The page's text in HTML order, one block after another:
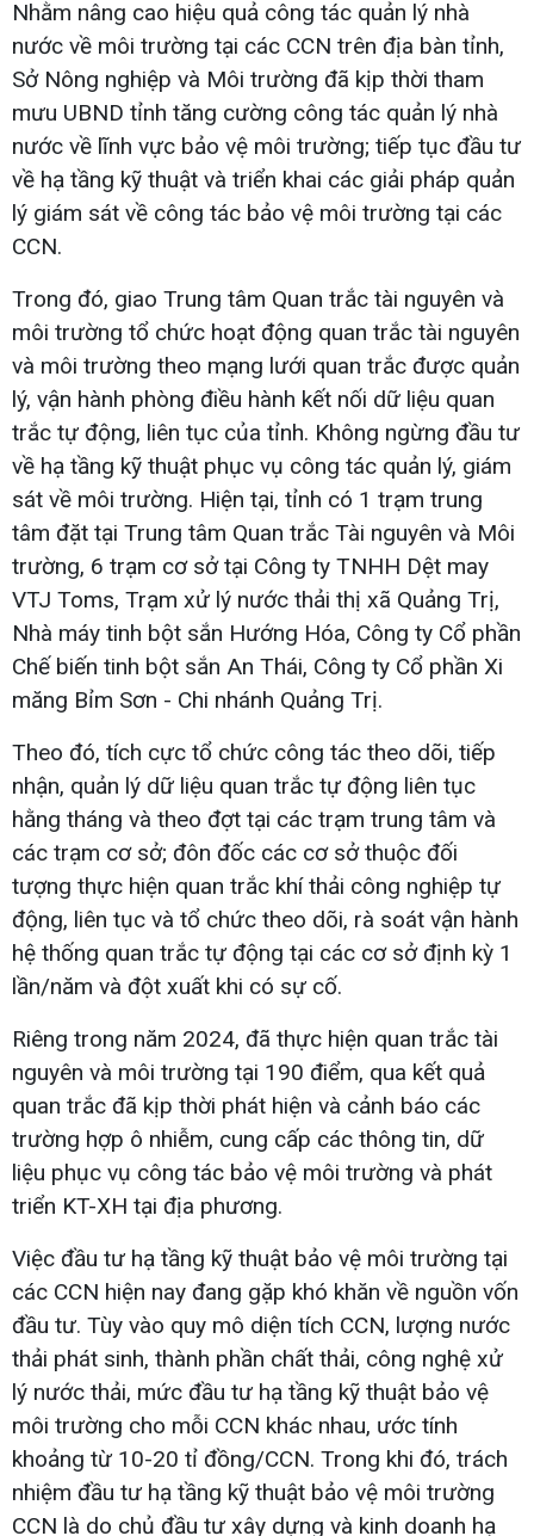
Nhằm nâng cao hiệu quả công tác quản lý nhà
nước về môi trường tại các CCN trên địa bàn tỉnh,
Sở Nông nghiệp và Môi trường đã kịp thời tham
mưu UBND tỉnh tăng cường công tác quản lý nhà
nước về lĩnh vực bảo vệ môi trường; tiếp tục đầu tư
về hạ tầng kỹ thuật và triển khai các giải pháp quản
lý giám sát về công tác bảo vệ môi trường tại các
CCN.
Trong đó, giao Trung tâm Quan trắc tài nguyên và
môi trường tổ chức hoạt động quan trắc tài nguyên
và môi trường theo mạng lưới quan trắc được quản
lý, vận hành phòng điều hành kết nối dữ liệu quan
trắc tự động, liên tục của tỉnh. Không ngừng đầu tư
về hạ tầng kỹ thuật phục vụ công tác quản lý, giám
sát về môi trường. Hiện tại, tỉnh có 1 trạm trung
tâm đặt tại Trung tâm Quan trắc Tài nguyên và Môi
trường, 6 trạm cơ sở tại Công ty TNHH Dệt may
VTJ Toms, Trạm xử lý nước thải thị xã Quảng Trị,
Nhà máy tinh bột sắn Hướng Hóa, Công ty Cổ phần
Chế biến tinh bột sắn An Thái, Công ty Cổ phần Xi
măng Bỉm Sơn - Chi nhánh Quảng Trị.
Theo đó, tích cực tổ chức công tác theo dõi, tiếp
nhận, quản lý dữ liệu quan trắc tự động liên tục
hằng tháng và theo đợt tại các trạm trung tâm và
các trạm cơ sở; đôn đốc các cơ sở thuộc đối
tượng thực hiện quan trắc khí thải công nghiệp tự
động, liên tục và tổ chức theo dõi, rà soát vận hành
hệ thống quan trắc tự động tại các cơ sở định kỳ 1
lần/năm và đột xuất khi có sự cố.
Riêng trong năm 2024, đã thực hiện quan trắc tài
nguyên và môi trường tại 190 điểm, qua kết quả
quan trắc đã kịp thời phát hiện và cảnh báo các
trường hợp ô nhiễm, cung cấp các thông tin, dữ
liệu phục vụ công tác bảo vệ môi trường và phát
triển KT-XH tại địa phương.
Việc đầu tư hạ tầng kỹ thuật bảo vệ môi trường tại
các CCN hiện nay đang gặp khó khăn về nguồn vốn
đầu tư. Tùy vào quy mô diện tích CCN, lượng nước
thải phát sinh, thành phần chất thải, công nghệ xử
lý nước thải, mức đầu tư hạ tầng kỹ thuật bảo vệ
môi trường cho mỗi CCN khác nhau, ước tính
khoảng từ 10-20 tỉ đồng/CCN. Trong khi đó, trách
nhiệm đầu tư hạ tầng kỹ thuật bảo vệ môi trường
CCN là do chủ đầu tư xây dựng và kinh doanh hạ